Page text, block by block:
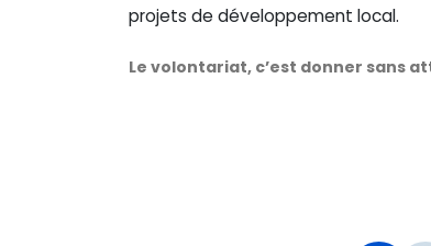
projets de développement local.
Le volontariat, c’est donner sans